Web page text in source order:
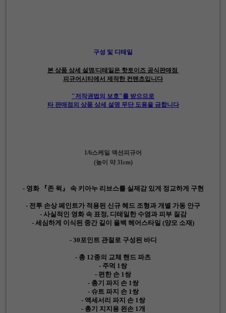
구성 및 디테일
본 상품 상세 설명/디테일은 핫토이즈 공식판매점
피규어시티에서 제작한 컨텐츠입니다
"저작권법의 보호"를 받으므로
타 판매점의 상품 상세 설명 무단 도용을 금합니다
1/6스케일 액션피규어
(높이 약 31cm)
- 영화 『존 윅』 속 키아누 리브스를 실제감 있게 정교하게 구현
- 전투 손상 페인트가 적용된 신규 헤드 조형과 개별 가동 안구
- 사실적인 영화 속 표정, 디테일한 수염과 피부 질감
- 세심하게 이식된 중간 길이 올백 헤어스타일 (양모 소재)
- 30포인트 관절로 구성된 바디
- 총 12종의 교체 핸드 파츠
- 주먹 1쌍
- 편한 손 1쌍
- 총기 파지 손 1쌍
- 슈트 파지 손 1쌍
- 액세서리 파지 손 1쌍
- 총기 지지용 왼손 1개